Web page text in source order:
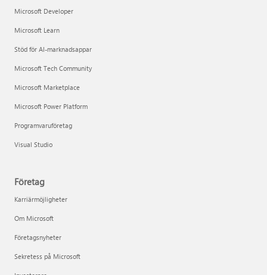
Microsoft Developer
Microsoft Learn
Stöd för AI-marknadsappar
Microsoft Tech Community
Microsoft Marketplace
Microsoft Power Platform
Programvaruföretag
Visual Studio
Företag
Karriärmöjligheter
Om Microsoft
Företagsnyheter
Sekretess på Microsoft